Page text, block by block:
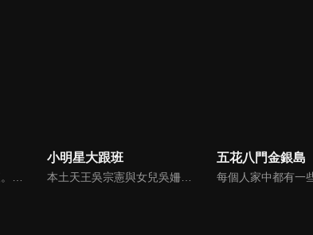
今夜造口夜，笑鬧一整夜。以網路自製嘲諷節目走紅、在網路擁有廣大支持群眾和影響力的主播「視網膜」，藉此一揉合綜藝與喜劇之談話性節目，帶觀眾以輕鬆之方式，瞭解時下最熱門、最能引起共鳴的社會議題、現象和人物。 多元的切入角度、最輕鬆易懂的議題剖析、言論尺度不設限！
小明星大跟班
本土天王吳宗憲與女兒吳姍儒（Sandy）搭檔主持，每集邀請來賓暢談演藝圈大小事，父女檔聯手笑果十足，老梗搭上新世代，最新組合強勢登場！
五花八門金銀島